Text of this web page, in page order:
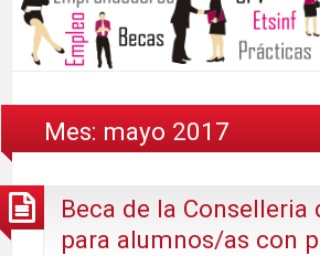
Mes: mayo 2017
Beca de la Conselleria
para alumnos/as con